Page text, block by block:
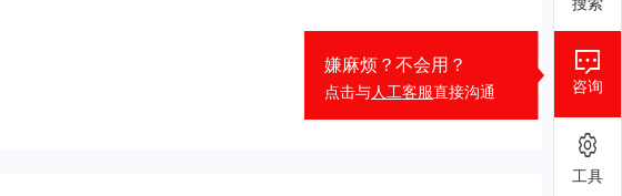
嫌麻烦？不会用？
点击与人工客服直接沟通 咨询
工具